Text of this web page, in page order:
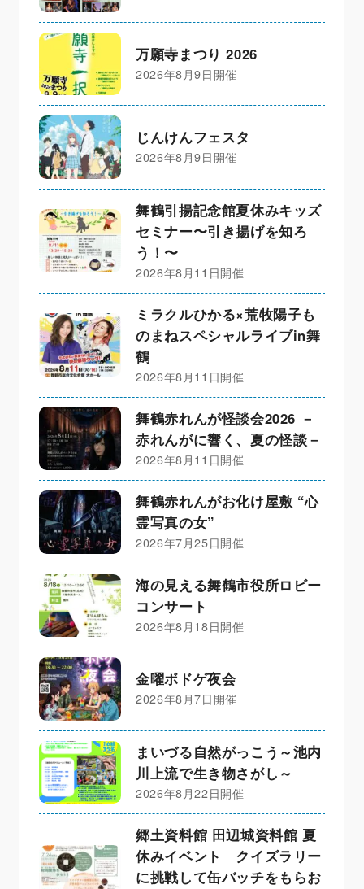
万願寺まつり 2026
2026年8月9日開催
じんけんフェスタ
2026年8月9日開催
舞鶴引揚記念館夏休みキッズ
セミナー〜引き揚げを知ろ
う！〜
2026年8月11日開催
ミラクルひかる×荒牧陽子も
のまねスペシャルライブin舞
鶴
2026年8月11日開催
舞鶴赤れんが怪談会2026 －
赤れんがに響く、夏の怪談－
2026年8月11日開催
舞鶴赤れんがお化け屋敷 “心
霊写真の女”
2026年7月25日開催
海の見える舞鶴市役所ロビー
コンサート
2026年8月18日開催
金曜ボドゲ夜会
2026年8月7日開催
まいづる自然がっこう～池内
川上流で生き物さがし～
2026年8月22日開催
郷土資料館 田辺城資料館 夏
休みイベント クイズラリー
に挑戦して缶バッチをもらお